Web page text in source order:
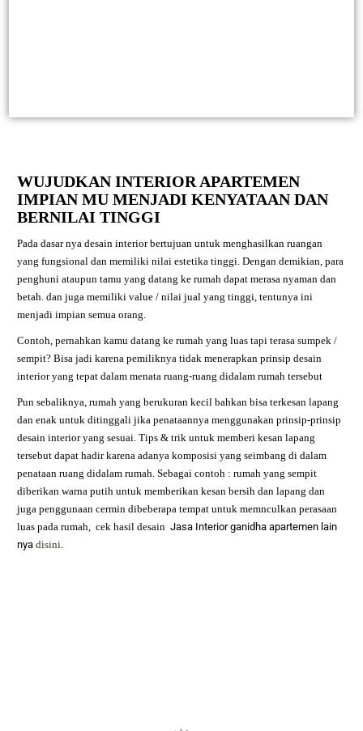
WUJUDKAN INTERIOR APARTEMEN
IMPIAN MU MENJADI KENYATAAN DAN
BERNILAI TINGGI
Pada dasar nya desain interior bertujuan untuk menghasilkan ruangan
yang fungsional dan memiliki nilai estetika tinggi. Dengan demikian, para
penghuni ataupun tamu yang datang ke rumah dapat merasa nyaman dan
betah. dan juga memiliki value / nilai jual yang tinggi, tentunya ini
menjadi impian semua orang.
Contoh, pernahkan kamu datang ke rumah yang luas tapi terasa sumpek /
sempit? Bisa jadi karena pemiliknya tidak menerapkan prinsip desain
interior yang tepat dalam menata ruang-ruang didalam rumah tersebut
Pun sebaliknya, rumah yang berukuran kecil bahkan bisa terkesan lapang
dan enak untuk ditinggali jika penataannya menggunakan prinsip-prinsip
desain interior yang sesuai. Tips & trik untuk memberi kesan lapang
tersebut dapat hadir karena adanya komposisi yang seimbang di dalam
penataan ruang didalam rumah. Sebagai contoh : rumah yang sempit
diberikan warna putih untuk memberikan kesan bersih dan lapang dan
juga penggunaan cermin dibeberapa tempat untuk memnculkan perasaan
luas pada rumah,
cek hasil desainJasa Interior ganidha apartemen lain
nyadisini